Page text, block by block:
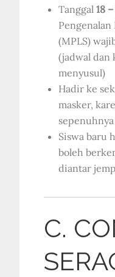
Tanggal18
(MPLS)
(jadwal dan
menyusul)
Hadir ke
masker,
Siswa baru
boleh
diantar
C.